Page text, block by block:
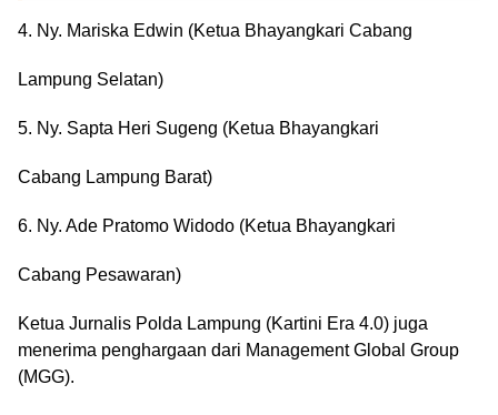
4. Ny. Mariska Edwin (Ketua Bhayangkari Cabang
Lampung Selatan)
5. Ny. Sapta Heri Sugeng (Ketua Bhayangkari
Cabang Lampung Barat)
6. Ny. Ade Pratomo Widodo (Ketua Bhayangkari
Cabang Pesawaran)
Ketua Jurnalis Polda Lampung (Kartini Era 4.0) juga
menerima penghargaan dari Management Global Group
(MGG).